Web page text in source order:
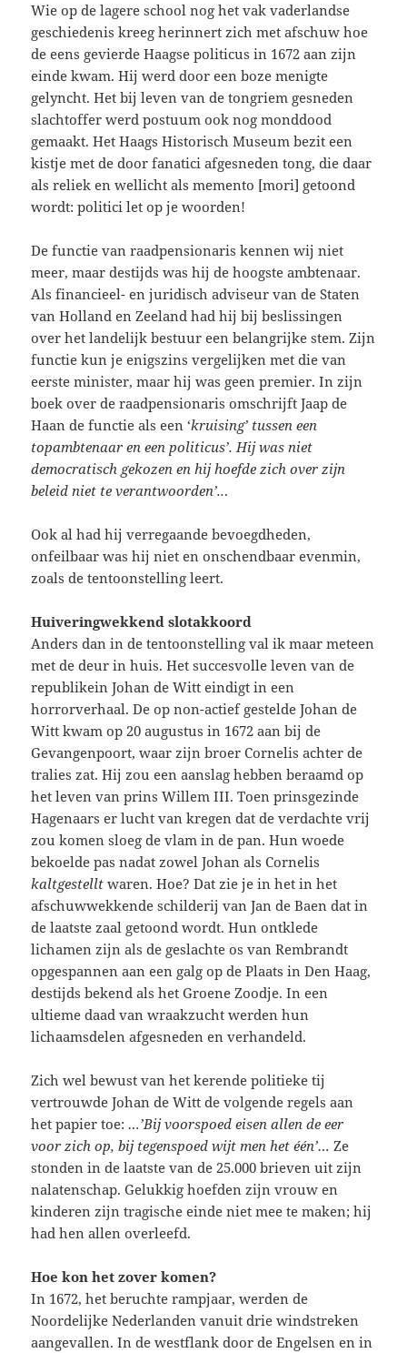
Wie op de lagere school nog het vak vaderlandse
geschiedenis kreeg herinnert zich met afschuw hoe
de eens gevierde Haagse politicus in 1672 aan zijn
einde kwam. Hij werd door een boze menigte
gelyncht. Het bij leven van de tongriem gesneden
slachtoffer werd postuum ook nog monddood
gemaakt. Het Haags Historisch Museum bezit een
kistje met de door fanatici afgesneden tong, die daar
als reliek en wellicht als memento [mori] getoond
wordt: politici let op je woorden!
De functie van raadpensionaris kennen wij niet
meer, maar destijds was hij de hoogste ambtenaar.
Als financieel- en juridisch adviseur van de Staten
van Holland en Zeeland had hij bij beslissingen
over het landelijk bestuur een belangrijke stem. Zijn
functie kun je enigszins vergelijken met die van
eerste minister, maar hij was geen premier. In zijn
boek over de raadpensionaris omschrijft Jaap de
Haan de functie als een ‘kruising’ tussen een
topambtenaar en een politicus’. Hij was niet
democratisch gekozen en hij hoefde zich over zijn
beleid niet te verantwoorden’...
Ook al had hij verregaande bevoegdheden,
onfeilbaar was hij niet en onschendbaar evenmin,
zoals de tentoonstelling leert.
Huiveringwekkend slotakkoord
Anders dan in de tentoonstelling val ik maar meteen
met de deur in huis. Het succesvolle leven van de
republikein Johan de Witt eindigt in een
horrorverhaal. De op non-actief gestelde Johan de
Witt kwam op 20 augustus in 1672 aan bij de
Gevangenpoort, waar zijn broer Cornelis achter de
tralies zat. Hij zou een aanslag hebben beraamd op
het leven van prins Willem III. Toen prinsgezinde
Hagenaars er lucht van kregen dat de verdachte vrij
zou komen sloeg de vlam in de pan. Hun woede
bekoelde pas nadat zowel Johan als Cornelis
kaltgestellt waren. Hoe? Dat zie je in het in het
afschuwwekkende schilderij van Jan de Baen dat in
de laatste zaal getoond wordt. Hun ontklede
lichamen zijn als de geslachte os van Rembrandt
opgespannen aan een galg op de Plaats in Den Haag,
destijds bekend als het Groene Zoodje. In een
ultieme daad van wraakzucht werden hun
lichaamsdelen afgesneden en verhandeld.
Zich wel bewust van het kerende politieke tij
vertrouwde Johan de Witt de volgende regels aan
het papier toe:…’Bij voorspoed eisen allen de eer
voor zich op, bij tegenspoed wijt men het één’… Ze
stonden in de laatste van de 25.000 brieven uit zijn
nalatenschap. Gelukkig hoefden zijn vrouw en
kinderen zijn tragische einde niet mee te maken; hij
had hen allen overleefd.
Hoe kon het zover komen?
In 1672, het beruchte rampjaar, werden de
Noordelijke Nederlanden vanuit drie windstreken
aangevallen. In de westflank door de Engelsen en in